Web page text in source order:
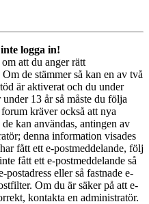
logga in!
att du anger rätt
de stämmer så kan en av två
är aktiverat och du under
13 år så måste du följa
kräver också att nya
kan användas, antingen av
denna information visades
fått ett e-postmeddelande, följ
fått ett e-postmeddelande så
eller så fastnade e-
Om du är säker på att e-
kontakta en administratör.